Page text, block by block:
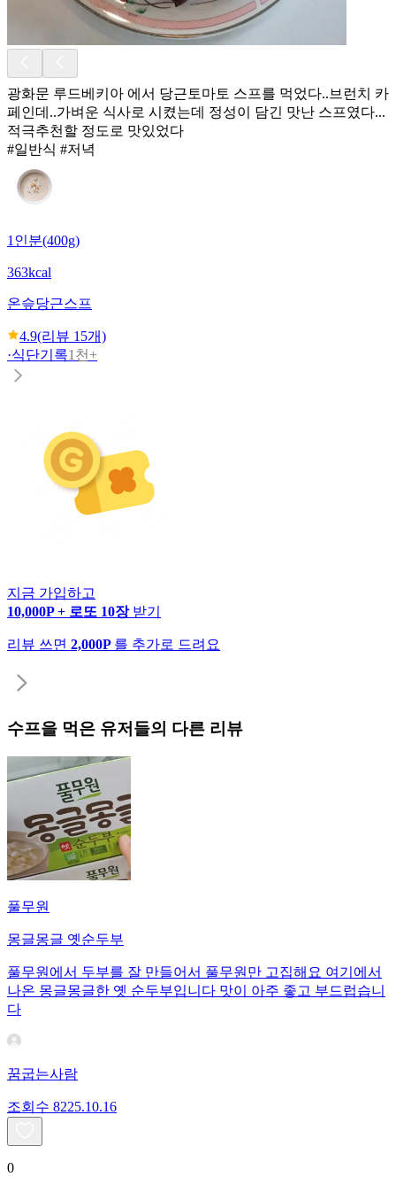
광화문 루드베키아 에서 당근토마토 스프를 먹었다..브런치 카
페인데..가벼운 식사로 시켰는데 정성이 담긴 맛난 스프였다...
적극추천할 정도로 맛있었다
#일반식 #저녁
1인분(400g)
363kcal
온슾당근스프
4.9(리뷰 15개)
·식단기록1천+
지금 가입하고
10,000P + 로또 10장 받기
리뷰 쓰면 2,000P 를 추가로 드려요
수프을 먹은 유저들의 다른 리뷰
풀무원
몽글몽글 옛순두부
풀무원에서 두부를 잘 만들어서 풀무원만 고집해요 여기에서
나온 몽글몽글한 옛 순두부입니다 맛이 아주 좋고 부드럽습니
다
꿈굽는사람
조회수 8225.10.16
0